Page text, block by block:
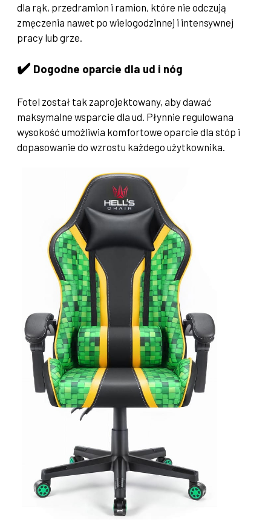
dla rąk, przedramion i ramion, które nie odczują
zmęczenia nawet po wielogodzinnej i intensywnej
pracy lub grze.
✔️ Dogodne oparcie dla ud i nóg
Fotel został tak zaprojektowany, aby dawać
maksymalne wsparcie dla ud. Płynnie regulowana
wysokość umożliwia komfortowe oparcie dla stóp i
dopasowanie do wzrostu każdego użytkownika.